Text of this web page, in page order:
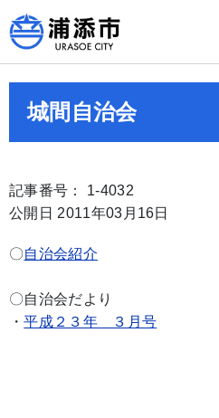
城間自治会
記事番号： 1-4032
公開日 2011年03月16日
〇自治会紹介
〇自治会だより
・平成２３年 ３月号